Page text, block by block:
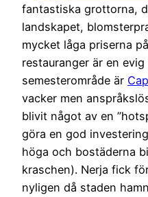
fantastiska grottorna,
landskapet,
mycket låga priserna
restauranger är en
semesterområde är
vacker men
blivit något av en
göra en god
höga och bostäderna
kraschen). Nerja fick
nyligen då staden